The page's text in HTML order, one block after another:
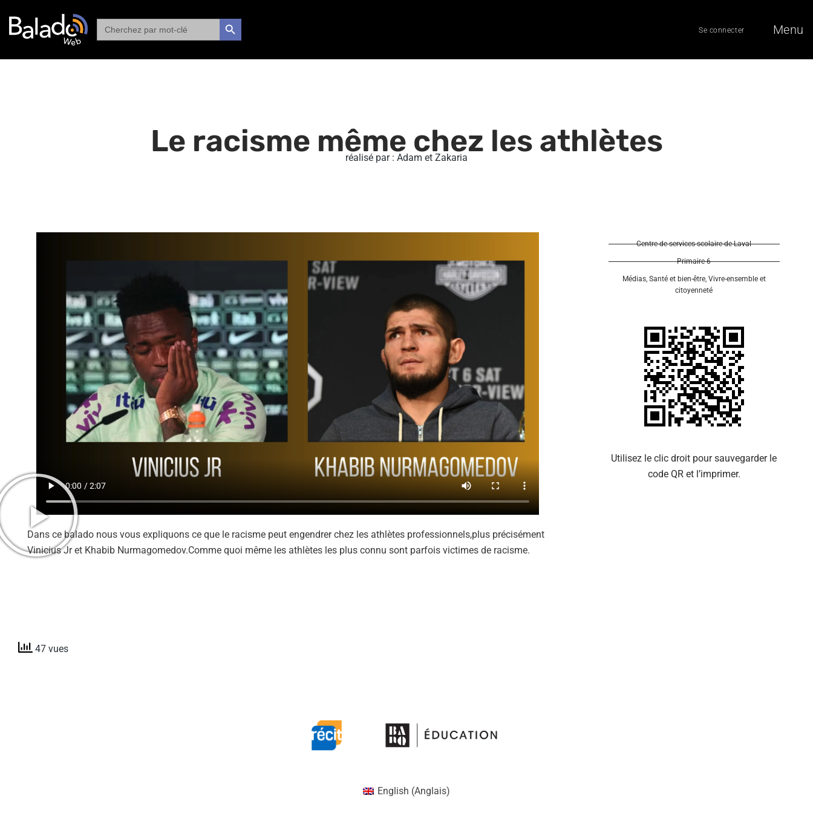
Search
for:
SEARCH BUTTON Se connecter Menu
Le racisme même chez les athlètes
réalisé par : Adam et Zakaria
Dans ce balado nous vous expliquons ce que le racisme peut engendrer chez les athlètes professionnels,plus précisément
Vinicius Jr et Khabib Nurmagomedov.Comme quoi même les athlètes les plus connu sont parfois victimes de racisme.
Centre de services scolaire de Laval
Primaire 6
Médias, Santé et bien-être, Vivre-ensemble et
citoyenneté
Utilisez le clic droit pour sauvegarder le
code QR et l’imprimer.
47 vues
English (Anglais)